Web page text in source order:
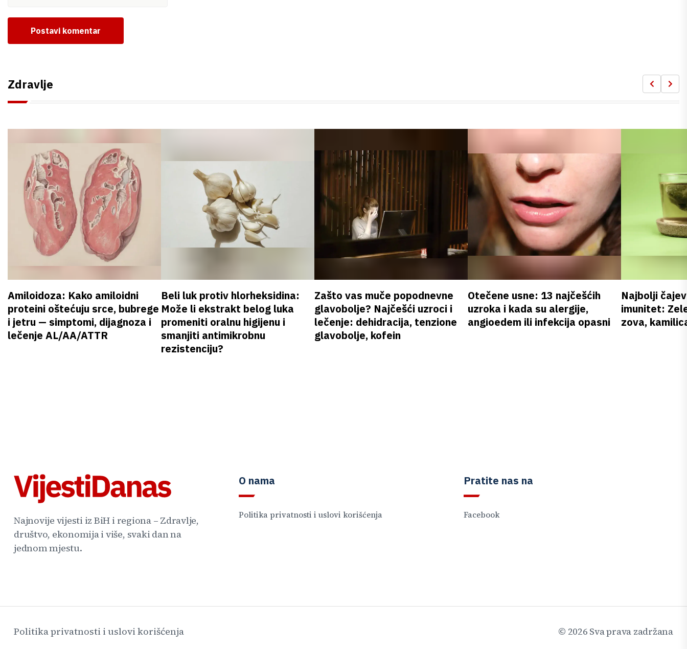
Postavi komentar
Zdravlje
Amiloidoza: Kako amiloidni
proteini oštećuju srce, bubrege
i jetru — simptomi, dijagnoza i
lečenje AL/AA/ATTR
Beli luk protiv hlorheksidina:
Može li ekstrakt belog luka
promeniti oralnu higijenu i
smanjiti antimikrobnu
rezistenciju?
Zašto vas muče popodnevne
glavobolje? Najčešći uzroci i
lečenje: dehidracija, tenzione
glavobolje, kofein
Otečene usne: 13 najčešćih
uzroka i kada su alergije,
angioedem ili infekcija opasni
Najbolji
imunitet:
zova,
Najnovije vijesti iz BiH i regiona – Zdravlje,
društvo, ekonomija i više, svaki dan na
jednom mjestu.
O nama
Politika privatnosti i uslovi korišćenja
Pratite nas na
Facebook
Politika privatnosti i uslovi korišćenja © 2026 Sva prava zadržana